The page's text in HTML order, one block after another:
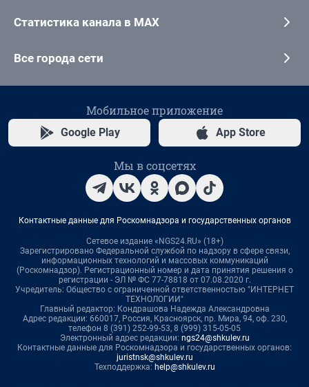
Статистика канала в MAX
Все города сети
Мобильное приложение
Google Play App Store
Мы в соцсетях
Контактные данные для Роскомнадзора и государственных органов
Сетевое издание «NGS24.RU» (18+)
Зарегистрировано Федеральной службой по надзору в сфере связи,
информационных технологий и массовых коммуникаций
(Роскомнадзор). Регистрационный номер и дата принятия решения о
регистрации - ЭЛ № ФС 77-78818 от 07.08.2020 г.
Учредитель: Общество с ограниченной ответственностью "ИНТЕРНЕТ
ТЕХНОЛОГИИ"
Главный редактор: Кондрашова Надежда Александровна
Адрес редакции: 660017, Россия, Красноярск, пр. Мира, 94, оф. 230,
телефон 8 (391) 252-99-53, 8 (999) 315-05-05
Электронный адрес редакции: ngs24@shkulev.ru
Контактные данные для Роскомнадзора и государственных органов:
juristnsk@shkulev.ru
Техподдержка: help@shkulev.ru